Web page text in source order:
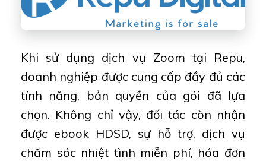
Khi sử dụng dịch vụ Zoom tại Repu,
doanh nghiệp được cung cấp đầy đủ các
tính năng, bản quyền của gói đã lựa
chọn. Không chỉ vậy, đối tác còn nhận
được ebook HDSD, sự hỗ trợ, dịch vụ
chăm sóc nhiệt tình miễn phí, hóa đơn